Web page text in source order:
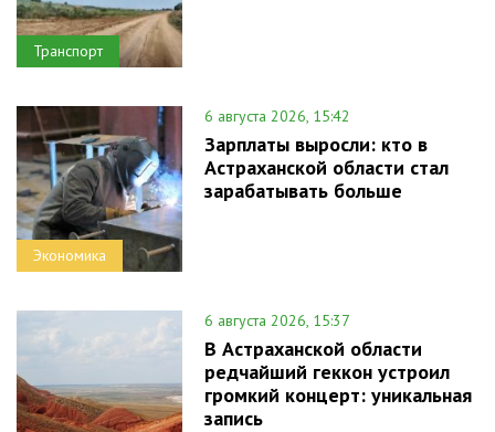
Транспорт
Экономика
6 августа 2026, 15:42
Зарплаты выросли: кто в
Астраханской области стал
зарабатывать больше
6 августа 2026, 15:37
В Астраханской области
редчайший геккон устроил
громкий концерт: уникальная
запись